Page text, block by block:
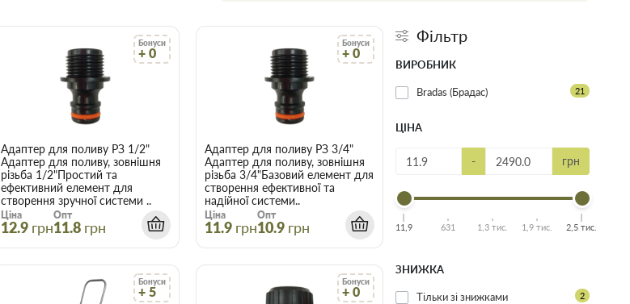
Бонуси
+ 0
Адаптер для поливу РЗ 1/2"
Адаптер для поливу, зовнішня
різьба 1/2"Простий та
ефективний елемент для
створення зручної системи ..
Ціна
12.9 грн
Опт
11.8 грн
Бонуси
+ 0
Адаптер для поливу РЗ 3/4"
Адаптер для поливу, зовнішня
різьба 3/4"Базовий елемент для
створення ефективної та
надійної системи..
Ціна
11.9 грн
Опт
10.9 грн
Бонуси
+ 5
Бонуси
+ 0
Фільтр
ВИРОБНИК
Bradas (Брадас) 21
ЦІНА
- грн
11,9 631 1,3 тис. 1,9 тис. 2,5 тис.
ЗНИЖКА
Тільки зі знижками 2